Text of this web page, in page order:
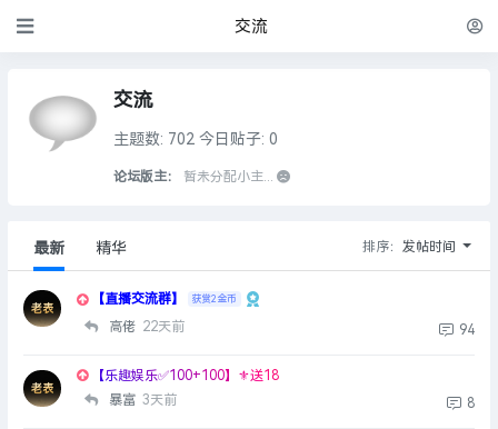
交流
交流
主题数: 702 今日贴子: 0
论坛版主： 暂未分配小主...
最新 精华 排序：发帖时间
【直播交流群】 获赏2金币
高佬 22天前 94
【乐趣娱乐✅100+100】⚜️送18
暴富 3天前 8